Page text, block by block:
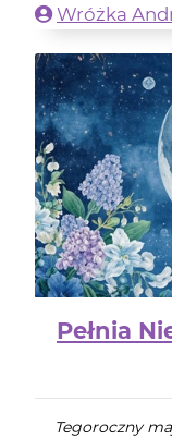
Wróżka
Pełnia
Tegoroczny